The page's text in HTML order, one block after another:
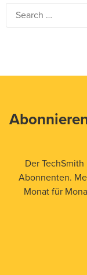
Der
Abonnenten.
Monat für